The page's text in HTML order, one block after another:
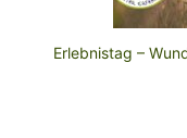
Erlebnistag –